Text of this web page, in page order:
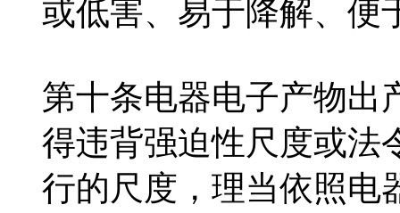
或低害、易于降解、便
第十条电器电子产物出
得违背强迫性尺度或法
行的尺度，理当依照电